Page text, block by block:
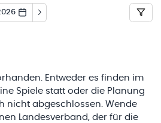
Entweder es finden im
Spiele statt oder die Planung
nicht abgeschlossen. Wende
Landesverband, der für die